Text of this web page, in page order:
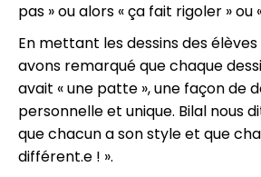
pas » ou alors « ça fait rigoler » ou
En mettant les dessins des
avons remarqué que chaque
avait « une patte », une façon de
personnelle et unique. Bilal nous
que chacun a son style et que
différent.e ! ».